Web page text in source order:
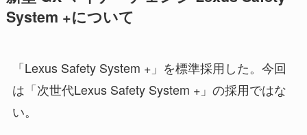
System +について
「Lexus Safety System +」を標準採用した。今回
は「次世代Lexus Safety System +」の採用ではな
い。